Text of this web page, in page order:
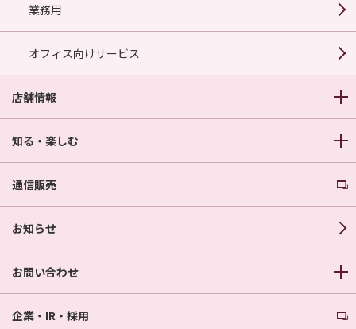
業務用
オフィス向けサービス
店舗情報
知る・楽しむ
通信販売
お知らせ
お問い合わせ
企業・IR・採用